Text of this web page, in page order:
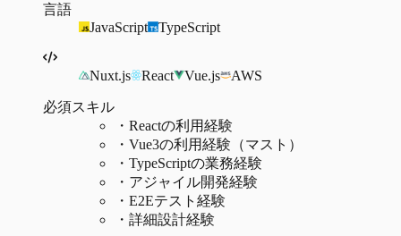
言語
JavaScript
TypeScript
Nuxt.js React Vue.js AWS
必須スキル
・ Reactの利用経験
・ Vue3の利用経験（マスト）
・ TypeScriptの業務経験
・ アジャイル開発経験
・ E2Eテスト経験
・ 詳細設計経験